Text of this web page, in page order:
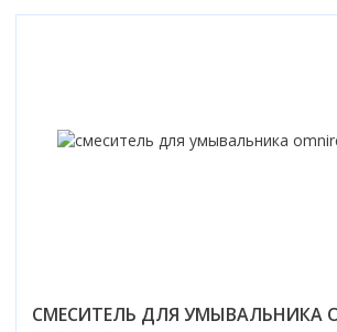
СМЕСИТЕЛЬ ДЛЯ УМЫВАЛЬНИКА